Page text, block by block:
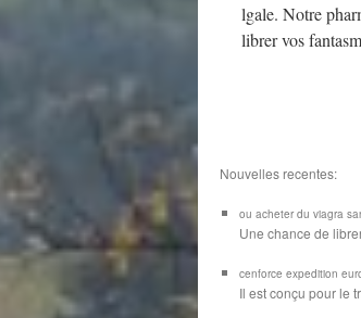
lgale. Notre
librer vos
Nouvelles recentes:
ou acheter du viagra
Une chance de
cenforce expedition
Il estconçu pourle